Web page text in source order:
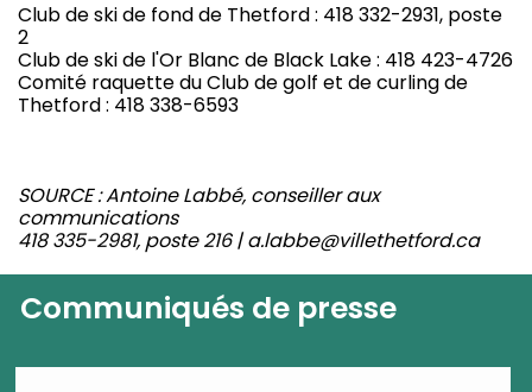
Club de ski de fond de Thetford : 418 332-2931, poste
2
Club de ski de l'Or Blanc de Black Lake : 418 423-4726
Comité raquette du Club de golf et de curling de
Thetford : 418 338-6593
SOURCE : Antoine Labbé, conseiller aux
communications
418 335-2981, poste 216 | a.labbe@villethetford.ca
Communiqués de presse